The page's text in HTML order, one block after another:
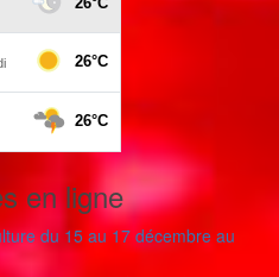
en ligne
du 15 au 17 décembre au